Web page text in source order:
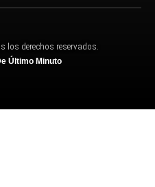
los derechos reservados.
Último Minuto